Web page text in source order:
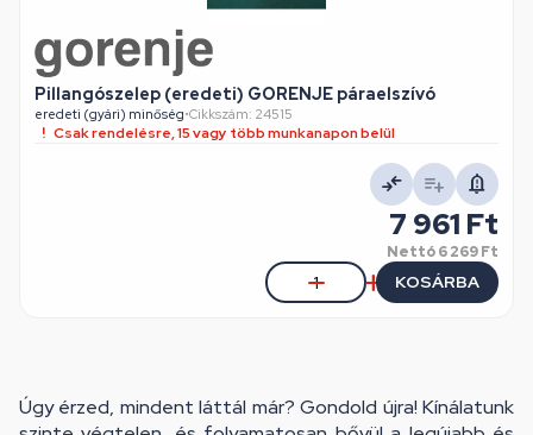
Pillangószelep (eredeti) GORENJE páraelszívó
eredeti (gyári) minőség•Cikkszám: 24515
Csak rendelésre, 15 vagy több munkanapon belül
7 961 Ft
Nettó6 269 Ft
KOSÁRBA
Úgy érzed, mindent láttál már? Gondold újra! Kínálatunk